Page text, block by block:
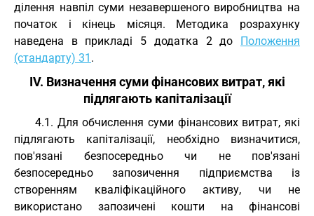
ділення навпіл суми незавершеного виробництва на
початок і кінець місяця. Методика розрахунку
наведена в прикладі 5 додатка 2 до Положення
(стандарту) 31 .
IV. Визначення суми фінансових витрат, які
підлягають капіталізації
4.1. Для обчислення суми фінансових витрат, які
підлягають капіталізації, необхідно визначитися,
пов'язані безпосередньо чи не пов'язані
безпосередньо запозичення підприємства із
створенням кваліфікаційного активу, чи не
використано запозичені кошти на фінансові